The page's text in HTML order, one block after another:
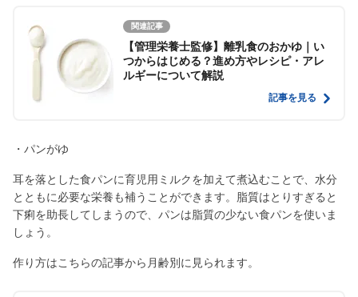
関連記事
【管理栄養士監修】離乳食のおかゆ｜い
つからはじめる？進め方やレシピ・アレ
ルギーについて解説
記事を見る
・パンがゆ
耳を落とした食パンに育児用ミルクを加えて煮込むことで、水分
とともに必要な栄養も補うことができます。脂質はとりすぎると
下痢を助長してしまうので、パンは脂質の少ない食パンを使いま
しょう。
作り方はこちらの記事から月齢別に見られます。